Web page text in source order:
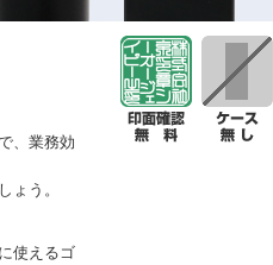
、業務効
ょう。
使えるゴ